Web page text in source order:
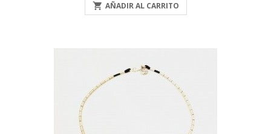
 AÑADIR AL CARRITO